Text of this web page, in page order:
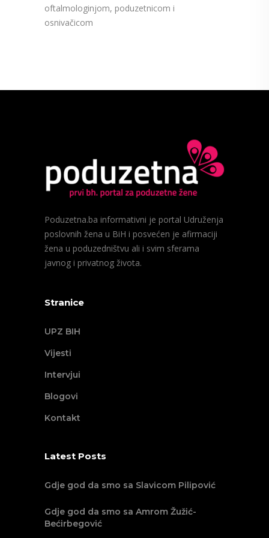
oftalmologinjom, poduzetnicom i
osnivačicom
Poduzetna.ba informativni je portal Udruženja
poslovnih žena u BiH i posvećen je afirmaciji
žena u poduzedništvu ali i svim sferama
javnog i privatnog života.
Stranice
UPZ BIH
Vijesti
Intervjui
Blogovi
Kontakt
Latest Posts
Gdje god da smo sa Slavicom Pilipović
Gdje god da smo sa Amrom Žužić-
Bećirbegović